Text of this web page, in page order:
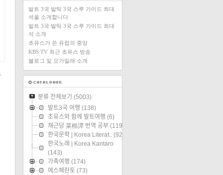
발트 3국 발틱 3국 스루 가이드 최대
석을 소개합니다
발트 3국 발틱 3국 스루 가이드 최대
석 소개
초유스가 쓴 유럽의 중앙
KBS TV 최근 초유스 방송
블로그 및 요가일래 소개
분류 전체보기 (5003)
발트3국 여행 (138)
초유스와 함께 발트여행 (6)
채근담 菜根譚 번역 공부 (119)
한국문학 | Korea Literat.. (92)
한국노래 | Korea Kantaro
(143)
가족여행 (174)
에스페란토 (73)